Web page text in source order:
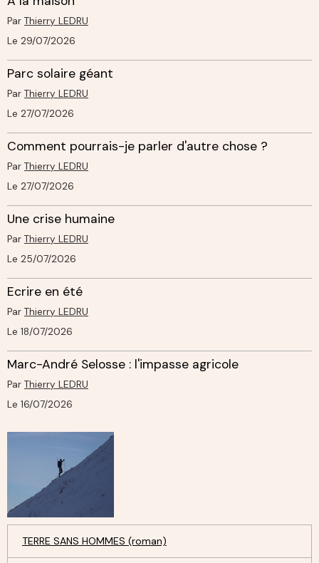
Par Thierry LEDRU
Le 29/07/2026
Parc solaire géant
Par Thierry LEDRU
Le 27/07/2026
Comment pourrais-je parler d'autre chose ?
Par Thierry LEDRU
Le 27/07/2026
Une crise humaine
Par Thierry LEDRU
Le 25/07/2026
Ecrire en été
Par Thierry LEDRU
Le 18/07/2026
Marc-André Selosse : l'impasse agricole
Par Thierry LEDRU
Le 16/07/2026
TERRE SANS HOMMES (roman)